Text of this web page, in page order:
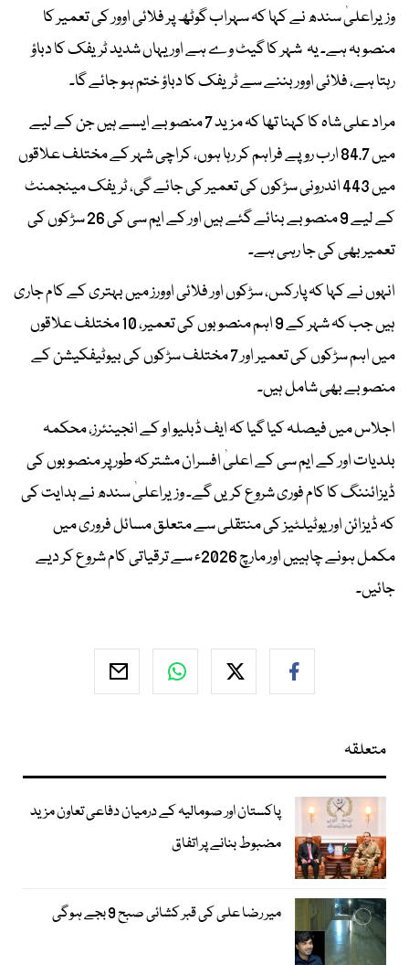
وزیراعلیٰ سندھ نے کہا کہ سہراب گوٹھ پر فلائی اوور کی تعمیر کا
منصوبہ ہے۔ یہ شہر کا گیٹ وے ہے اور یہاں شدید ٹریفک کا دباؤ
رہتا ہے، فلائی اوور بننے سے ٹریفک کا دباؤ ختم ہو جائے گا۔
مراد علی شاہ کا کہنا تھا کہ مزید 7 منصوبے ایسے ہیں جن کے لیے
میں 84.7 ارب روپے فراہم کر رہا ہوں، کراچی شہر کے مختلف علاقوں
میں 443 اندرونی سڑکوں کی تعمیر کی جائے گی، ٹریفک مینجمنٹ
کے لیے 9 منصوبے بنائے گئے ہیں اور کے ایم سی کی 26 سڑکوں کی
تعمیر بھی کی جا رہی ہے۔
انہوں نے کہا کہ پارکس، سڑکوں اور فلائی اوورز میں بہتری کے کام جاری
ہیں جب کہ شہر کے 9 اہم منصوبوں کی تعمیر، 10 مختلف علاقوں
میں اہم سڑکوں کی تعمیر اور 7 مختلف سڑکوں کی بیوٹیفکیشن کے
منصوبے بھی شامل ہیں۔
اجلاس میں فیصلہ کیا گیا کہ ایف ڈبلیو او کے انجینئرز، محکمہ
بلدیات اور کے ایم سی کے اعلیٰ افسران مشترکہ طور پر منصوبوں کی
ڈیزائننگ کا کام فوری شروع کریں گے۔ وزیراعلیٰ سندھ نے ہدایت کی
کہ ڈیزائن اور یوٹیلٹیز کی منتقلی سے متعلق مسائل فروری میں
مکمل ہونے چاہییں اور مارچ 2026ء سے ترقیاتی کام شروع کر دیے
جائیں۔
متعلقہ
پاکستان اور صومالیہ کے درمیان دفاعی تعاون مزید
مضبوط بنانے پر اتفاق
میر رضا علی کی قبر کشائی صبح 9 بجے ہوگی